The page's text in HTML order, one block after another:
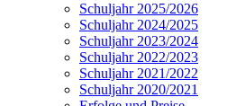
Schuljahr 2025/2026
Schuljahr 2024/2025
Schuljahr 2023/2024
Schuljahr 2022/2023
Schuljahr 2021/2022
Schuljahr 2020/2021